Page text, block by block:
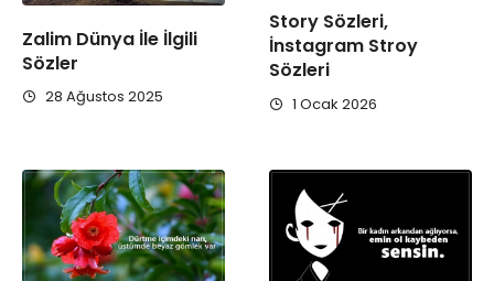
Zalim Dünya İle İlgili
Sözler
28 Ağustos 2025
Story Sözleri,
İnstagram Stroy
Sözleri
1 Ocak 2026